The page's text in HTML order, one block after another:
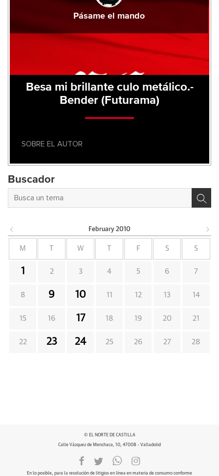
Pásame el mando
Besa mi brillante culo metálico.-
Bender (Futurama)
SOBRE EL AUTOR
Buscador
February 2010
M W F S S
1 2 3 4 5 6 7
8 9 10 11 12 13 14
15 16 17 18 19 20 21
22 23 24 25 26 27 28
© EL NORTE DE CASTILLA
Calle Vázquez de Menchaca, 10, 47008 - Valladolid
En lo posible, para la resolución de litigios en línea en materia de consumo conforme